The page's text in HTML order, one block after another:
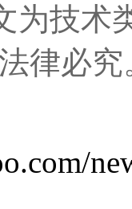
为技术
律必究